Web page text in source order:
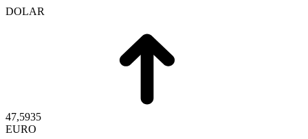
DOLAR
47,5935
EURO